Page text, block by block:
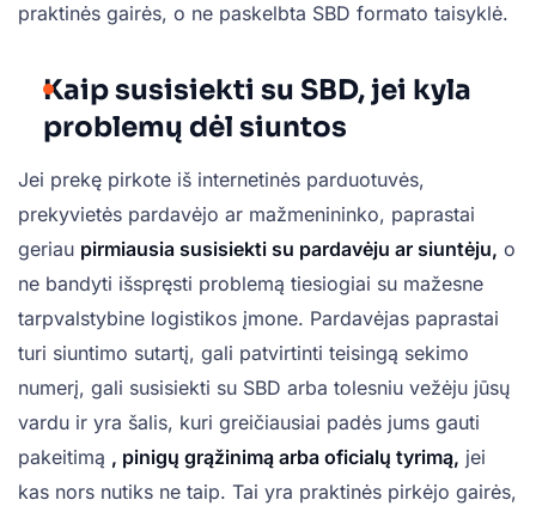
praktinės gairės, o ne paskelbta SBD formato taisyklė.
Kaip susisiekti su SBD, jei kyla
problemų dėl siuntos
Jei prekę pirkote iš internetinės parduotuvės,
prekyvietės pardavėjo ar mažmenininko, paprastai
geriau pirmiausia susisiekti su pardavėju ar siuntėju, o
ne bandyti išspręsti problemą tiesiogiai su mažesne
tarpvalstybine logistikos įmone. Pardavėjas paprastai
turi siuntimo sutartį, gali patvirtinti teisingą sekimo
numerį, gali susisiekti su SBD arba tolesniu vežėju jūsų
vardu ir yra šalis, kuri greičiausiai padės jums gauti
pakeitimą , pinigų grąžinimą arba oficialų tyrimą, jei
kas nors nutiks ne taip. Tai yra praktinės pirkėjo gairės,